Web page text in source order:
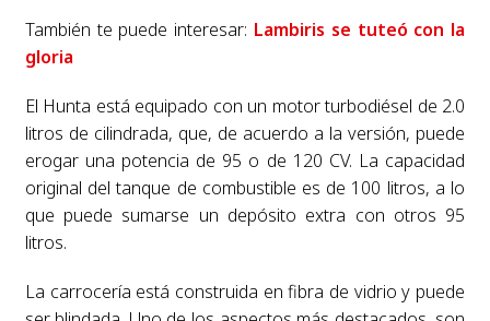
También te puede interesar: Lambiris se tuteó con la
gloria
El Hunta está equipado con un motor turbodiésel de 2.0
litros de cilindrada, que, de acuerdo a la versión, puede
erogar una potencia de 95 o de 120 CV. La capacidad
original del tanque de combustible es de 100 litros, a lo
que puede sumarse un depósito extra con otros 95
litros.
La carrocería está construida en fibra de vidrio y puede